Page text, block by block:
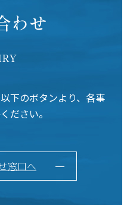
わせ
下のボタンより、各事
ださい。
窓口へ